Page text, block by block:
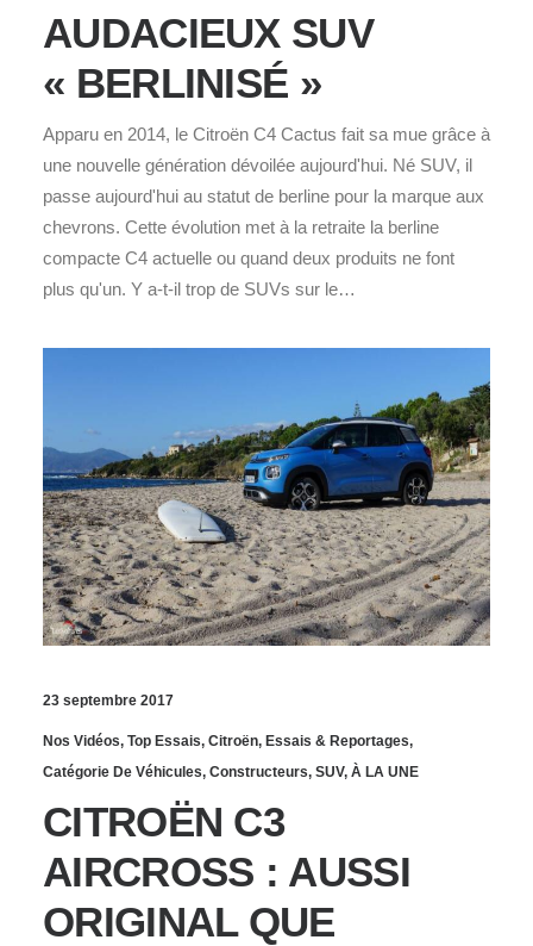
AUDACIEUX SUV
« BERLINISÉ »
Apparu en 2014, le Citroën C4 Cactus fait sa mue grâce à
une nouvelle génération dévoilée aujourd'hui. Né SUV, il
passe aujourd'hui au statut de berline pour la marque aux
chevrons. Cette évolution met à la retraite la berline
compacte C4 actuelle ou quand deux produits ne font
plus qu'un. Y a-t-il trop de SUVs sur le…
23 septembre 2017
Nos Vidéos, Top Essais, Citroën, Essais & Reportages,
Catégorie De Véhicules, Constructeurs, SUV, À LA UNE
CITROËN C3
AIRCROSS : AUSSI
ORIGINAL QUE